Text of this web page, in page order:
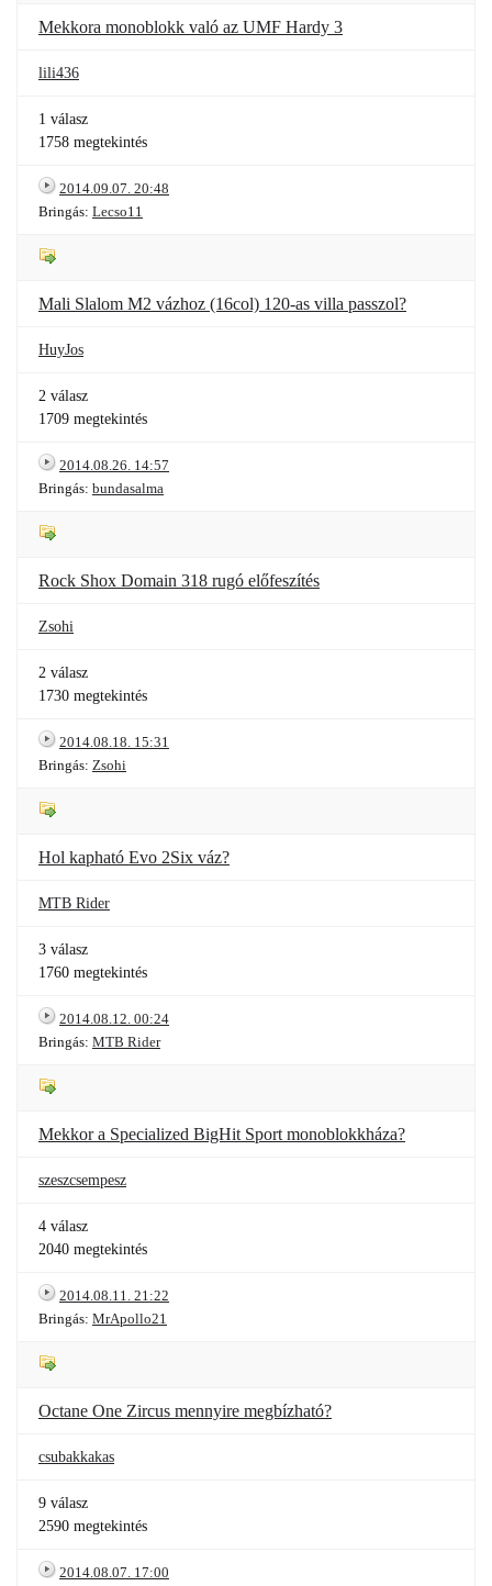
Mekkora monoblokk való az UMF Hardy 3
lili436
1 válasz
1758 megtekintés
2014.09.07. 20:48
Bringás: Lecso11
Mali Slalom M2 vázhoz (16col) 120-as villa passzol?
HuyJos
2 válasz
1709 megtekintés
2014.08.26. 14:57
Bringás: bundasalma
Rock Shox Domain 318 rugó előfeszítés
Zsohi
2 válasz
1730 megtekintés
2014.08.18. 15:31
Bringás: Zsohi
Hol kapható Evo 2Six váz?
MTB Rider
3 válasz
1760 megtekintés
2014.08.12. 00:24
Bringás: MTB Rider
Mekkor a Specialized BigHit Sport monoblokkháza?
szeszcsempesz
4 válasz
2040 megtekintés
2014.08.11. 21:22
Bringás: MrApollo21
Octane One Zircus mennyire megbízható?
csubakkakas
9 válasz
2590 megtekintés
2014.08.07. 17:00